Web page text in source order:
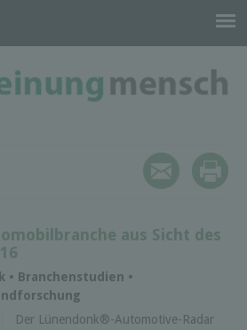
aus Sicht des
• Branchenstudien •
Der Lünendonk®-Automotive-Radar